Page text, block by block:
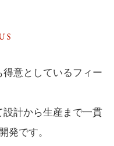
得意としているフィー
計から生産まで一貫
発です。